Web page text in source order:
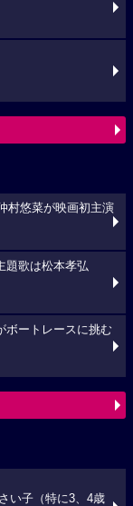
村悠菜が映画初主演
題歌は松本孝弘
ボートレースに挑む
い子（特に3、4歳